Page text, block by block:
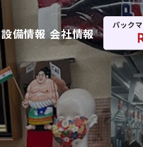
設備情報 会社情報